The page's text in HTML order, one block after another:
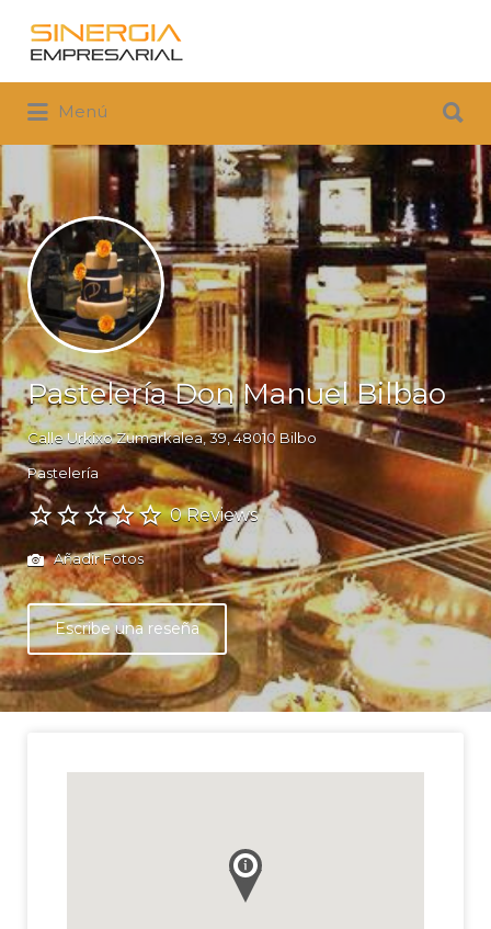
Buscar
por:
Menú
por:
Pastelería Don Manuel Bilbao
Calle Urkixo Zumarkalea, 39, 48010 Bilbo
Pastelería
0 Reviews
Añadir Fotos
Escribe una reseña